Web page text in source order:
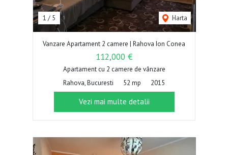
1 / 5 Harta
Vanzare Apartament 2 camere | Rahova Ion Conea
112,000 €
Apartament cu 2 camere de vânzare
Rahova, Bucuresti
52 mp 2015
Vezi mai multe detalii